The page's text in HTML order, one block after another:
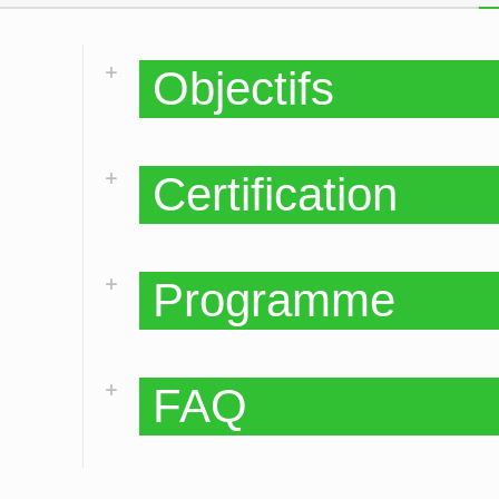
Objectifs
Certification
Programme
FAQ